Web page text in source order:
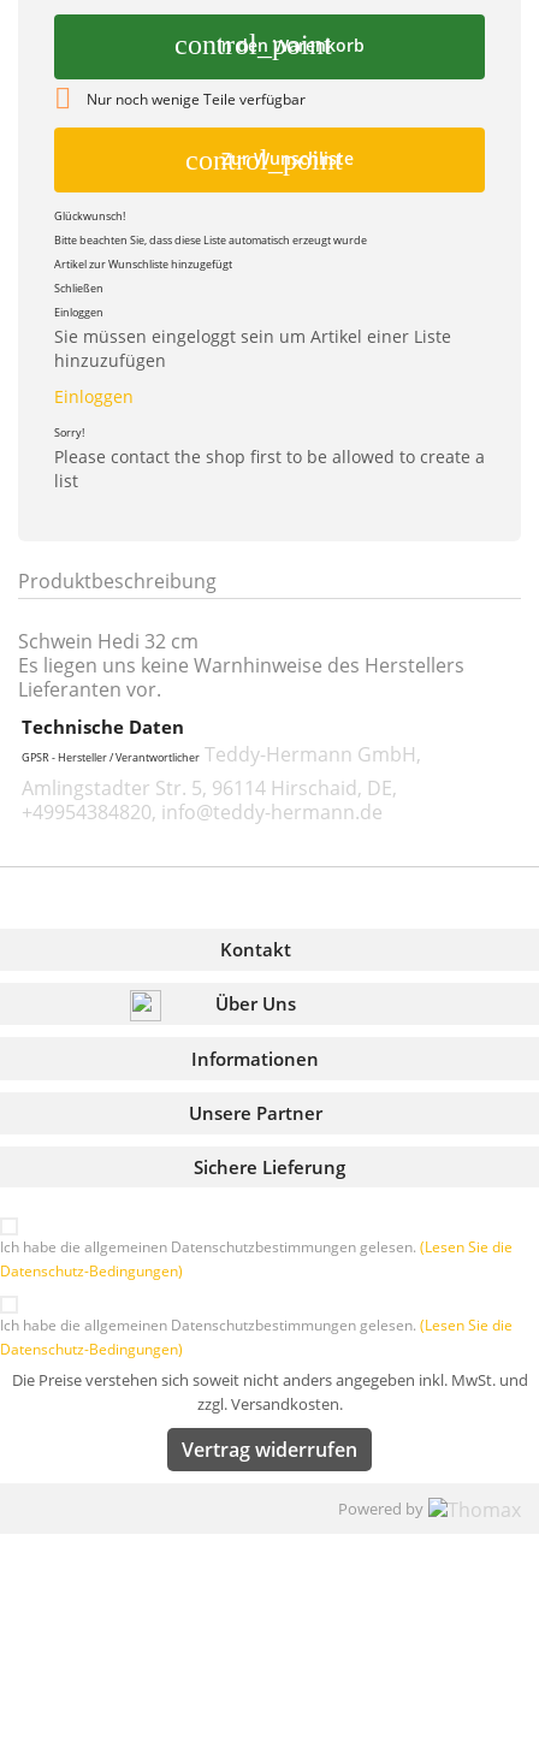
control_point
In den Warenkorb
 Nur noch wenige Teile verfügbar
control_point
Zur Wunschliste
Glückwunsch!
Bitte beachten Sie, dass diese Liste automatisch erzeugt wurde
Artikel zur Wunschliste hinzugefügt
Schließen
Einloggen
Sie müssen eingeloggt sein um Artikel einer Liste
hinzuzufügen
Einloggen
Sorry!
Please contact the shop first to be allowed to create a
list
Produktbeschreibung
Schwein Hedi 32 cm
Es liegen uns keine Warnhinweise des Herstellers
Lieferanten vor.
Technische Daten
GPSR - Hersteller / Verantwortlicher Teddy-Hermann GmbH,
Amlingstadter Str. 5, 96114 Hirschaid, DE,
+49954384820, info@teddy-hermann.de
Kontakt
Über Uns
Informationen
Sichere Lieferung
Unsere Partner
Ich habe die allgemeinen Datenschutzbestimmungen gelesen. (Lesen Sie die
Datenschutz-Bedingungen)
Ich habe die allgemeinen Datenschutzbestimmungen gelesen. (Lesen Sie die
Datenschutz-Bedingungen)
Die Preise verstehen sich soweit nicht anders angegeben inkl. MwSt. und
zzgl. Versandkosten.
Vertrag widerrufen
Powered by